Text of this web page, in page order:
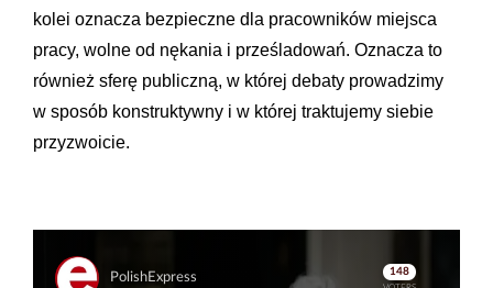
kolei oznacza bezpieczne dla pracowników miejsca
pracy, wolne od nękania i prześladowań. Oznacza to
również sferę publiczną, w której debaty prowadzimy
w sposób konstruktywny i w której traktujemy siebie
przyzwoicie.